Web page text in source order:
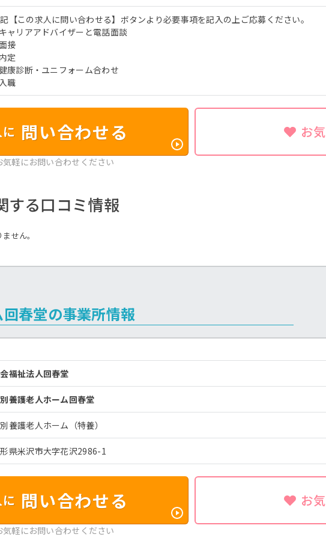
【この求人に問い合わせる】ボタンより必要事項を記入の上ご応募ください。
ャリアアドバイザーと電話面談
接
定
康診断・ユニフォーム合わせ
職
問い合わせる お
軽にお問い合わせください
する口コミ情報
せん。
春堂の事業所情報
福祉法人回春堂
養護老人ホーム回春堂
養護老人ホーム（特養）
県米沢市大字花沢2986-1
問い合わせる お
軽にお問い合わせください